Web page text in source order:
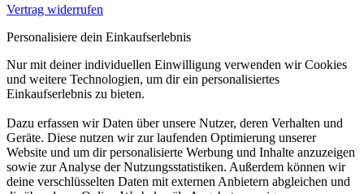
Vertrag widerrufen
Personalisiere dein Einkaufserlebnis
Nur mit deiner individuellen Einwilligung verwenden wir Cookies
und weitere Technologien, um dir ein personalisiertes
Einkaufserlebnis zu bieten.
Dazu erfassen wir Daten über unsere Nutzer, deren Verhalten und
Geräte. Diese nutzen wir zur laufenden Optimierung unserer
Website und um dir personalisierte Werbung und Inhalte anzuzeigen
sowie zur Analyse der Nutzungsstatistiken. Außerdem können wir
deine verschlüsselten Daten mit externen Anbietern abgleichen und